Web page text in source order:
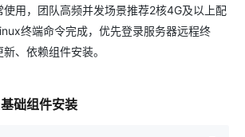
用，团队高频并发场景推荐2核4G及以上配
终端命令完成，优先登录服务器远程终
、依赖组件安装。
础组件安装